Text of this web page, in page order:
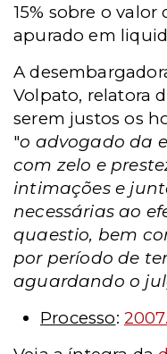
15% sobre o valor
apurado em
A
Volpato, relatora
serem justos os
"o advogado da
com zelo e
intimações e
necessárias ao
quaestio, bem
por período de
aguardando o
Processo: